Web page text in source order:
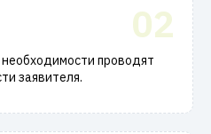
02
проводят
заявителя.